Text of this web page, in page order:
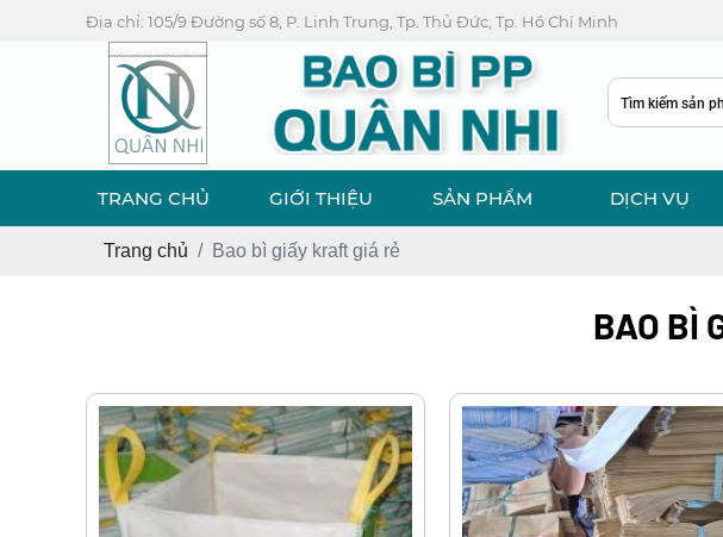
Địa chỉ: 105/9 Đường số 8, P. Linh Trung, Tp. Thủ Đức, Tp. Hồ Chí Minh
TRANG CHỦ GIỚI THIỆU SẢN PHẨM DỊCH VỤ
Trang chủ Bao bì giấy kraft giá rẻ
BAO BÌ